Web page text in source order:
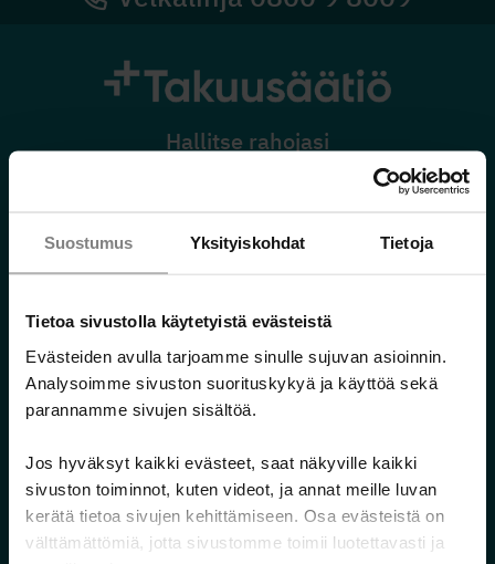
Suostumus Yksityiskohdat Tietoja
Tietoa sivustolla käytetyistä evästeistä
Evästeiden avulla tarjoamme sinulle sujuvan asioinnin.
Analysoimme sivuston suorituskykyä ja käyttöä sekä
parannamme sivujen sisältöä.
Jos hyväksyt kaikki evästeet, saat näkyville kaikki
sivuston toiminnot, kuten videot, ja annat meille luvan
kerätä tietoa sivujen kehittämiseen. Osa evästeistä on
välttämättömiä, jotta sivustomme toimii luotettavasti ja
Hallitse rahojasi
Raha vaikuttaa ihmissuhteisiin
Raha eri elämäntilanteissa
Omien tulojen ja menojen seuranta
Säästä tulevaan
Harkitsetko lainan ottamista?
Verkkokurssit
Hallitse rahojasi -työkaluja
Selviydy veloistasi
Haetko apua maksuongelmiin?
Velkojen maksukeinot